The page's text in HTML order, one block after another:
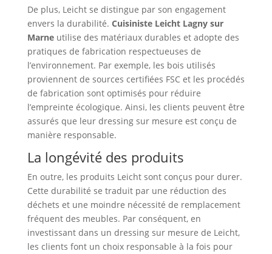
De plus, Leicht se distingue par son engagement
envers la durabilité. Cuisiniste Leicht Lagny sur
Marneutilise des matériaux durables et adopte des
pratiques de fabrication respectueuses de
l’environnement. Par exemple, les bois utilisés
proviennent de sources certifiées FSC et les procédés
de fabrication sont optimisés pour réduire
l’empreinte écologique. Ainsi, les clients peuvent être
assurés que leur dressing sur mesure est conçu de
manière responsable.
La longévité des produits
En outre, les produits Leicht sont conçus pour durer.
Cette durabilité se traduit par une réduction des
déchets et une moindre nécessité de remplacement
fréquent des meubles. Par conséquent, en
investissant dans un dressing sur mesure de Leicht,
les clients font un choix responsable à la fois pour